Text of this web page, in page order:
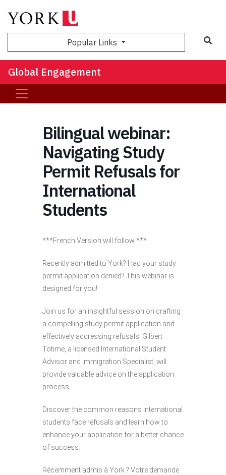
Popular Links
Global Engagement
Bilingual webinar:
Navigating Study
Permit Refusals for
International
Students
***French Version will follow ***
Recently admitted to York? Had your study
permit application denied? This webinar is
designed for you!
Join us for an insightful session on crafting
a compelling study permit application and
effectively addressing refusals. Gilbert
Totime, a licensed International Student
Advisor and Immigration Specialist, will
provide valuable advice on the application
process.
Discover the common reasons international
students face refusals and learn how to
enhance your application for a better chance
of success.
Récemment admis à York ? Votre demande